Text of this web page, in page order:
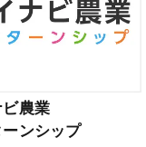
農業
ンシップ